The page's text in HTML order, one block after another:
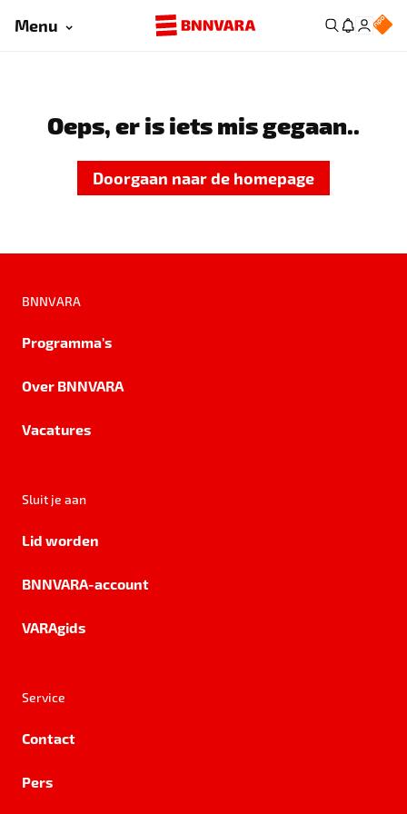
Menu
Oeps, er is iets mis gegaan..
Doorgaan naar de homepage
BNNVARA
Programma's
Over BNNVARA
Vacatures
Sluit je aan
Lid worden
BNNVARA-account
VARAgids
Service
Contact
Pers